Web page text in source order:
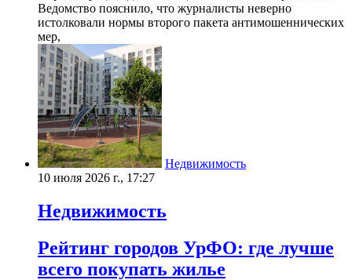
Ведомство пояснило, что журналисты неверно
истолковали нормы второго пакета антимошеннических
мер,
Недвижимость
10 июля 2026 г., 17:27
Недвижимость
Рейтинг городов УрФО: где лучше
всего покупать жилье